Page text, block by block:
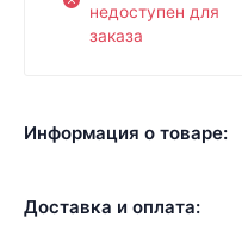
недоступен для
заказа
Информация о товаре:
Доставка и оплата: